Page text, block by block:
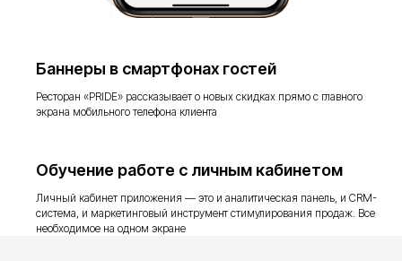
Баннеры в смартфонах гостей
Ресторан «PRIDE» рассказывает о новых скидках прямо с главного
экрана мобильного телефона клиента
Обучение работе с личным кабинетом
Личный кабинет приложения — это и аналитическая панель, и CRM-
система, и маркетинговый инструмент стимулирования продаж. Все
необходимое на одном экране